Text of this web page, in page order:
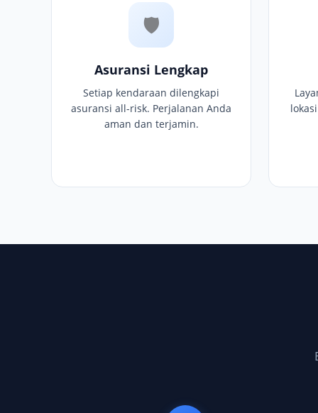
🛡
Asuransi Lengkap
Setiap kendaraan dilengkapi
asuransi all-risk. Perjalanan Anda
aman dan terjamin.